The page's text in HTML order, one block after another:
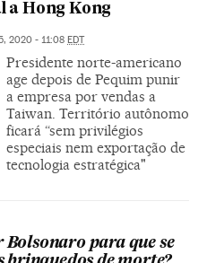
a Hong Kong
2020 - 11:08 EDT
Presidente norte-americano
age depois de Pequim punir
a empresa por vendas a
Taiwan. Território autônomo
ficará “sem privilégios
especiais nem exportação de
tecnologia estratégica"
para que se